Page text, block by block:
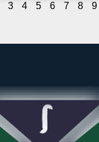
3 4 5 6 7 8 9